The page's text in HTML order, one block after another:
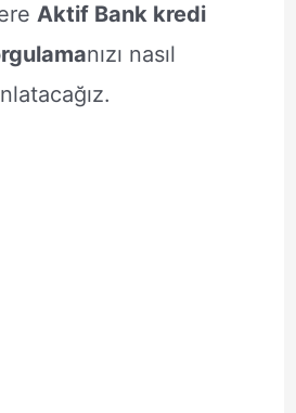
Aktif Bank kredi
nızı nasıl